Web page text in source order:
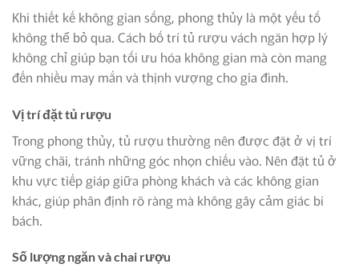
Khi thiết kế không gian sống, phong thủy là một yếu tố
không thể bỏ qua. Cách bố trí tủ rượu vách ngăn hợp lý
không chỉ giúp bạn tối ưu hóa không gian mà còn mang
đến nhiều may mắn và thịnh vượng cho gia đình.
Vị trí đặt tủ rượu
Trong phong thủy, tủ rượu thường nên được đặt ở vị trí
vững chãi, tránh những góc nhọn chiếu vào. Nên đặt tủ ở
khu vực tiếp giáp giữa phòng khách và các không gian
khác, giúp phân định rõ ràng mà không gây cảm giác bí
bách.
Số lượng ngăn và chai rượu